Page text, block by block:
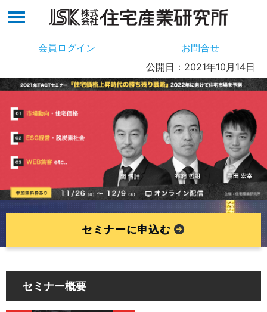
会員ログイン
お問合せ
公開日：2021年10月14日
セミナーに申込む
セミナー概要